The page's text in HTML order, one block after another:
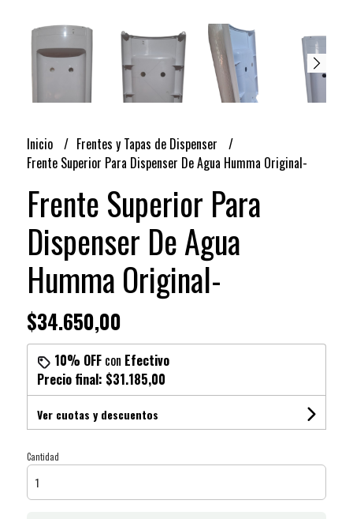
Inicio
Frentes y Tapas de Dispenser
Frente Superior Para Dispenser De Agua Humma Original-
Frente Superior Para
Dispenser De Agua
Humma Original-
$34.650,00
10% OFFcon Efectivo
Precio final: $31.185,00
Ver cuotas y descuentos
Cantidad